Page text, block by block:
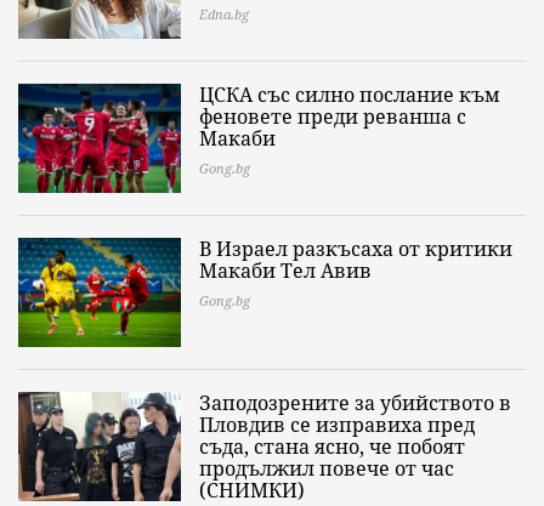
Edna.bg
ЦСКА със силно послание към
феновете преди реванша с
Макаби
Gong.bg
В Израел разкъсаха от критики
Макаби Тел Авив
Gong.bg
Заподозрените за убийството в
Пловдив се изправиха пред
съда, стана ясно, че побоят
продължил повече от час
(СНИМКИ)